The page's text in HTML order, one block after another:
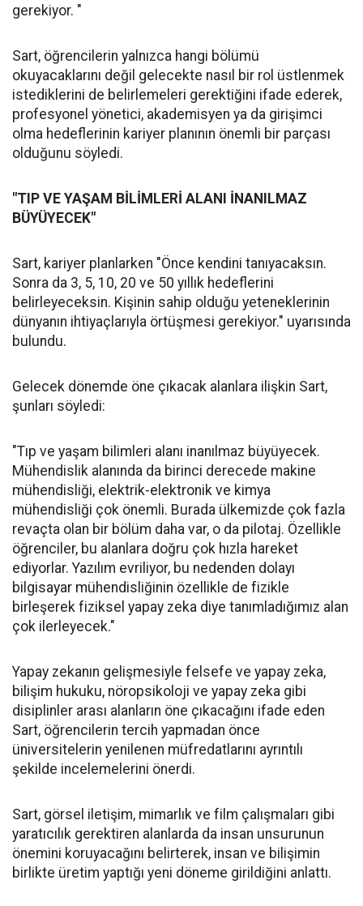
gerekiyor. "
Sart, öğrencilerin yalnızca hangi bölümü
okuyacaklarını değil gelecekte nasıl bir rol üstlenmek
istediklerini de belirlemeleri gerektiğini ifade ederek,
profesyonel yönetici, akademisyen ya da girişimci
olma hedeflerinin kariyer planının önemli bir parçası
olduğunu söyledi.
"TIP VE YAŞAM BİLİMLERİ ALANI İNANILMAZ
BÜYÜYECEK"
Sart, kariyer planlarken "Önce kendini tanıyacaksın.
Sonra da 3, 5, 10, 20 ve 50 yıllık hedeflerini
belirleyeceksin. Kişinin sahip olduğu yeteneklerinin
dünyanın ihtiyaçlarıyla örtüşmesi gerekiyor." uyarısında
bulundu.
Gelecek dönemde öne çıkacak alanlara ilişkin Sart,
şunları söyledi:
"Tıp ve yaşam bilimleri alanı inanılmaz büyüyecek.
Mühendislik alanında da birinci derecede makine
mühendisliği, elektrik-elektronik ve kimya
mühendisliği çok önemli. Burada ülkemizde çok fazla
revaçta olan bir bölüm daha var, o da pilotaj. Özellikle
öğrenciler, bu alanlara doğru çok hızla hareket
ediyorlar. Yazılım evriliyor, bu nedenden dolayı
bilgisayar mühendisliğinin özellikle de fizikle
birleşerek fiziksel yapay zeka diye tanımladığımız alan
çok ilerleyecek."
Yapay zekanın gelişmesiyle felsefe ve yapay zeka,
bilişim hukuku, nöropsikoloji ve yapay zeka gibi
disiplinler arası alanların öne çıkacağını ifade eden
Sart, öğrencilerin tercih yapmadan önce
üniversitelerin yenilenen müfredatlarını ayrıntılı
şekilde incelemelerini önerdi.
Sart, görsel iletişim, mimarlık ve film çalışmaları gibi
yaratıcılık gerektiren alanlarda da insan unsurunun
önemini koruyacağını belirterek, insan ve bilişimin
birlikte üretim yaptığı yeni döneme girildiğini anlattı.